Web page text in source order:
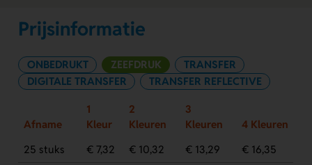
Prijsinformatie
ONBEDRUKT ZEEFDRUK
TRANSFER
DIGITALE TRANSFER
TRANSFER REFLECTIVE
Afname
1
Kleur
2
Kleuren
3
Kleuren
4 Kleuren
25 stuks
€ 7,32 € 10,32 € 13,29
€ 16,35